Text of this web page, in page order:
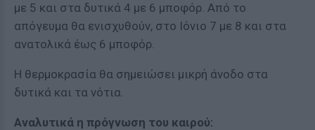
με 5 και στα δυτικά 4 με 6 μποφόρ. Από το
απόγευμα θα ενισχυθούν, στο Ιόνιο 7 με 8 και στα
ανατολικά έως 6 μποφόρ.
Η θερμοκρασία θα σημειώσει μικρή άνοδο στα
δυτικά και τα νότια.
Αναλυτικά η πρόγνωση του καιρού: